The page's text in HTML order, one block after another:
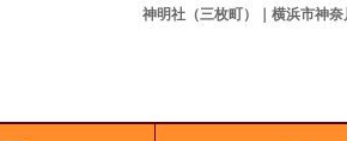
神明社（三枚町）｜横浜市神